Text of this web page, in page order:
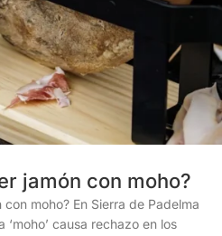
jamón con moho?
moho? En Sierra de Padelma
causa rechazo en los